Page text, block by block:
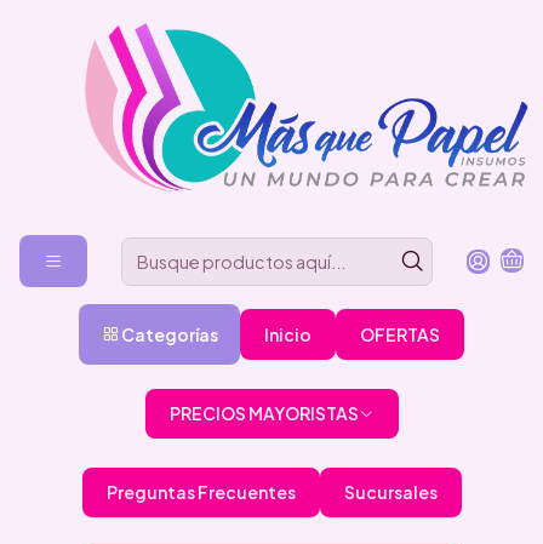
Categorías Inicio OFERTAS
PRECIOS MAYORISTAS
Preguntas Frecuentes Sucursales